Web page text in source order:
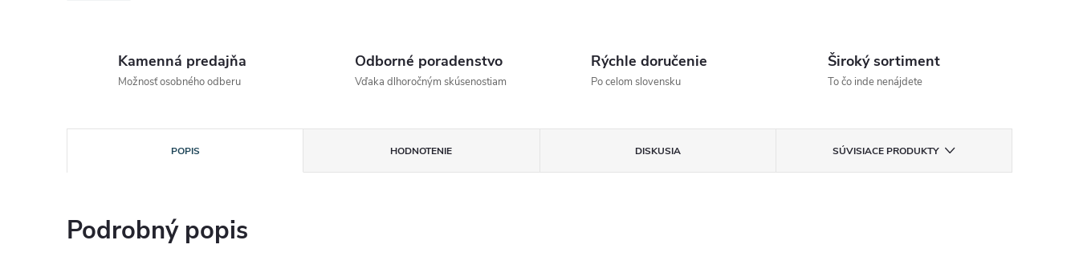
Kamenná predajňa
Možnosť osobného odberu
Odborné poradenstvo
Vďaka dlhoročným skúsenostiam
Rýchle doručenie
Po celom slovensku
Široký sortiment
To čo inde nenájdete
POPIS HODNOTENIE DISKUSIA SÚVISIACE PRODUKTY
Podrobný popis